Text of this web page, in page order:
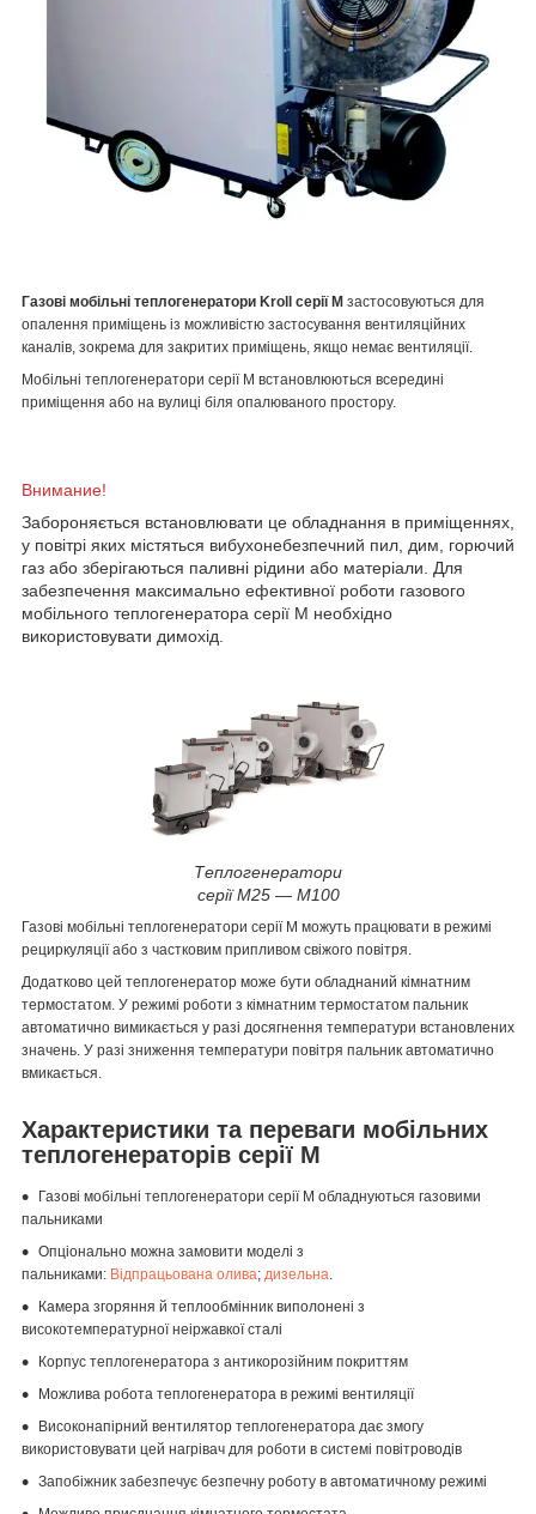
Газові мобільні теплогенератори Kroll серії M застосовуються для
опалення приміщень із можливістю застосування вентиляційних
каналів, зокрема для закритих приміщень, якщо немає вентиляції.
Мобільні теплогенератори серії M встановлюються всередині
приміщення або на вулиці біля опалюваного простору.
Внимание!
Забороняється встановлювати це обладнання в приміщеннях,
у повітрі яких містяться вибухонебезпечний пил, дим, горючий
газ або зберігаються паливні рідини або матеріали. Для
забезпечення максимально ефективної роботи газового
мобільного теплогенератора серії M необхідно
використовувати димохід.
Теплогенератори
серії M25 ― M100
Газові мобільні теплогенератори серії M можуть працювати в режимі
рециркуляції або з частковим припливом свіжого повітря.
Додатково цей теплогенератор може бути обладнаний кімнатним
термостатом. У режимі роботи з кімнатним термостатом пальник
автоматично вимикається у разі досягнення температури встановлених
значень. У разі зниження температури повітря пальник автоматично
вмикається.
Характеристики та переваги мобільних
теплогенераторів серії M
Газові мобільні теплогенератори серії M обладнуються газовими
пальниками
Опціонально можна замовити моделі з
пальниками: Відпрацьована олива; дизельна.
Камера згоряння й теплообмінник виполонені з
високотемпературної неіржавкої сталі
Корпус теплогенератора з антикорозійним покриттям
Можлива робота теплогенератора в режимі вентиляції
Високонапірний вентилятор теплогенератора дає змогу
використовувати цей нагрівач для роботи в системі повітроводів
Запобіжник забезпечує безпечну роботу в автоматичному режимі